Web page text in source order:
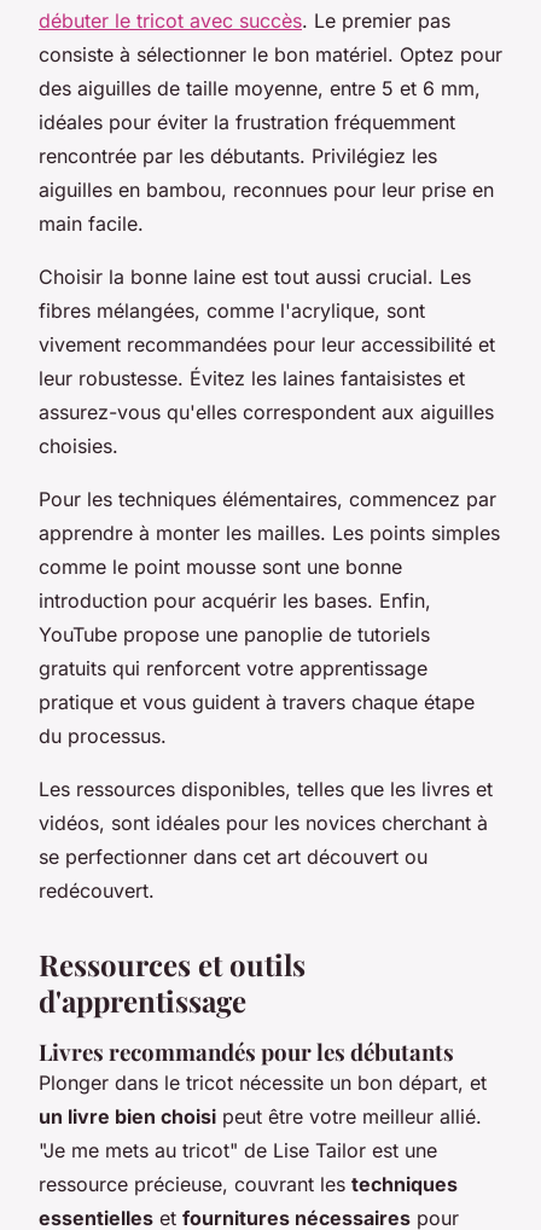
débuter le tricot avec succès. Le premier pas
consiste à sélectionner le bon matériel. Optez pour
des aiguilles de taille moyenne, entre 5 et 6 mm,
idéales pour éviter la frustration fréquemment
rencontrée par les débutants. Privilégiez les
aiguilles en bambou, reconnues pour leur prise en
main facile.
Choisir la bonne laine est tout aussi crucial. Les
fibres mélangées, comme l'acrylique, sont
vivement recommandées pour leur accessibilité et
leur robustesse. Évitez les laines fantaisistes et
assurez-vous qu'elles correspondent aux aiguilles
choisies.
Pour les techniques élémentaires, commencez par
apprendre à monter les mailles. Les points simples
comme le point mousse sont une bonne
introduction pour acquérir les bases. Enfin,
YouTube propose une panoplie de tutoriels
gratuits qui renforcent votre apprentissage
pratique et vous guident à travers chaque étape
du processus.
Les ressources disponibles, telles que les livres et
vidéos, sont idéales pour les novices cherchant à
se perfectionner dans cet art découvert ou
redécouvert.
Ressources et outils
d'apprentissage
Livres recommandés pour les débutants
Plonger dans le tricot nécessite un bon départ, et
un livre bien choisi peut être votre meilleur allié.
"Je me mets au tricot" de Lise Tailor est une
ressource précieuse, couvrant les techniques
essentielles et fournitures nécessaires pour